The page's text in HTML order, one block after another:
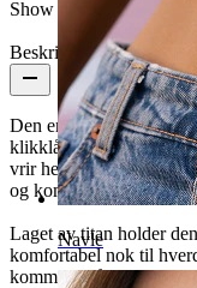
Navle
Show pair option: Ja
Beskrivelse
Den enkle åpne ringen
klikklåser, bare en
vrir helt til den sitter på
og kombiner den hvis
Laget av titan holder
komfortabel nok til
kommer til å bruke